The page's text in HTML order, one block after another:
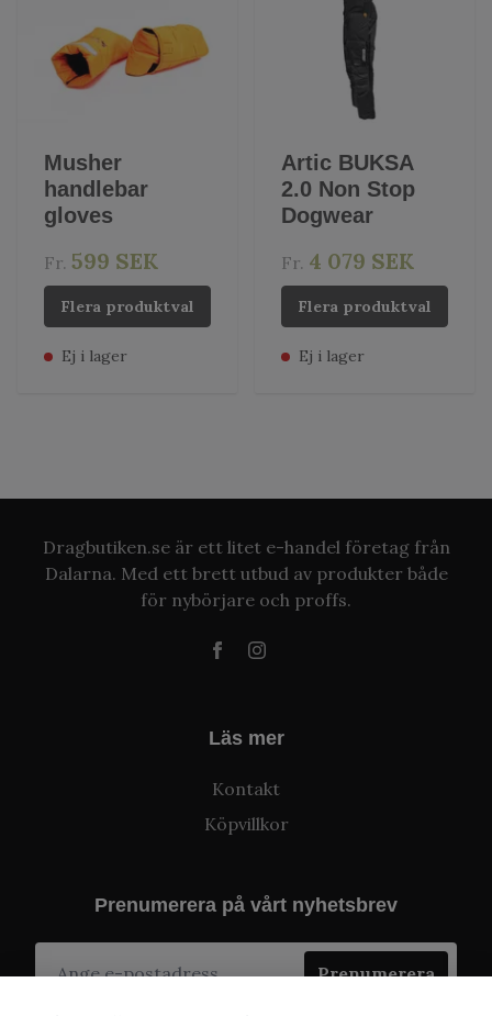
Musher
handlebar
gloves
Fr. 599 SEK
Flera produktval
Ej i lager
Artic BUKSA
2.0 Non Stop
Dogwear
Fr. 4 079 SEK
Flera produktval
Ej i lager
Dragbutiken.se är ett litet e-handel företag från
Dalarna. Med ett brett utbud av produkter både
för nybörjare och proffs.
Läs mer
Kontakt
Köpvillkor
Prenumerera på vårt nyhetsbrev
Prenumerera